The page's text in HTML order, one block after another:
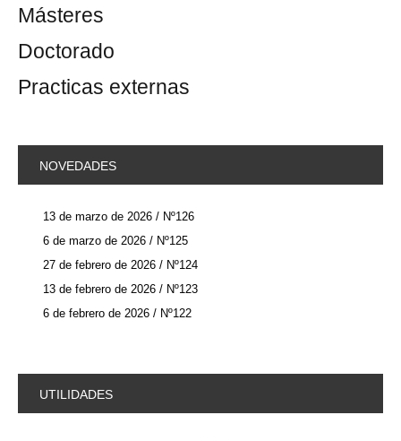
Másteres
Doctorado
Practicas externas
NOVEDADES
13 de marzo de 2026 / Nº126
6 de marzo de 2026 / Nº125
27 de febrero de 2026 / Nº124
13 de febrero de 2026 / Nº123
6 de febrero de 2026 / Nº122
UTILIDADES